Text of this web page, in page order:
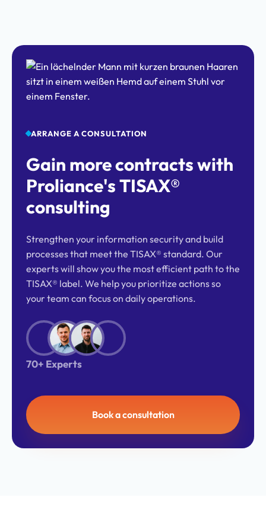
ARRANGE A CONSULTATION
Gain more contracts with
Proliance's TISAX®
consulting
Strengthen your information security and build
processes that meet the TISAX® standard. Our
experts will show you the most efficient path to the
TISAX® label. We help you prioritize actions so
your team can focus on daily operations.
70+ Experts
Book a consultation